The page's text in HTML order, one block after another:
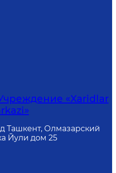
«Xaridlar
Ташкент, Олмазарский
Йули дом 25